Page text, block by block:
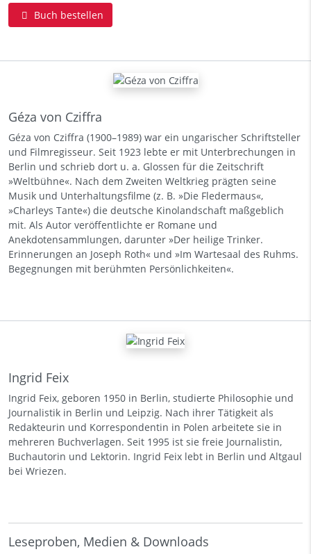
Buch bestellen
Géza von Cziffra
Géza von Cziffra (1900–1989) war ein ungarischer Schriftsteller
und Filmregisseur. Seit 1923 lebte er mit Unterbrechungen in
Berlin und schrieb dort u. a. Glossen für die Zeitschrift
»Weltbühne«. Nach dem Zweiten Weltkrieg prägten seine
Musik und Unterhaltungsfilme (z. B. »Die Fledermaus«,
»Charleys Tante«) die deutsche Kinolandschaft maßgeblich
mit. Als Autor veröffentlichte er Romane und
Anekdotensammlungen, darunter »Der heilige Trinker.
Erinnerungen an Joseph Roth« und »Im Wartesaal des Ruhms.
Begegnungen mit berühmten Persönlichkeiten«.
Ingrid Feix
Ingrid Feix, geboren 1950 in Berlin, studierte Philosophie und
Journalistik in Berlin und Leipzig. Nach ihrer Tätigkeit als
Redakteurin und Korrespondentin in Polen arbeitete sie in
mehreren Buchverlagen. Seit 1995 ist sie freie Journalistin,
Buchautorin und Lektorin. Ingrid Feix lebt in Berlin und Altgaul
bei Wriezen.
Leseproben, Medien & Downloads